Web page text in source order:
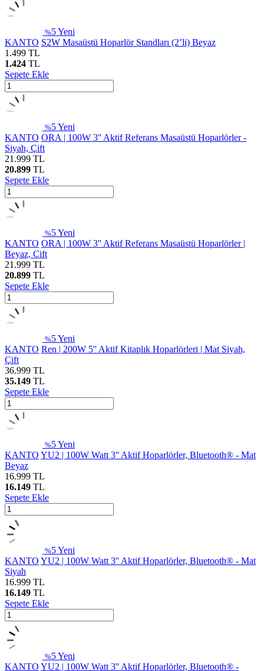
%5Yeni
KANTO S2W Masaüstü Hoparlör Standları (2’li) Beyaz
1.499 TL
1.424 TL
Sepete Ekle
%5Yeni
KANTO ORA | 100W 3'' Aktif Referans Masaüstü Hoparlörler -
Siyah, Çift
21.999 TL
20.899 TL
Sepete Ekle
%5Yeni
KANTO ORA | 100W 3'' Aktif Referans Masaüstü Hoparlörler |
Beyaz, Çift
21.999 TL
20.899 TL
Sepete Ekle
%5Yeni
KANTO Ren | 200W 5'' Aktif Kitaplık Hoparlörleri | Mat Siyah,
Çift
36.999 TL
35.149 TL
Sepete Ekle
%5Yeni
KANTO YU2 | 100W Watt 3'' Aktif Hoparlörler, Bluetooth® - Mat
Beyaz
16.999 TL
16.149 TL
Sepete Ekle
%5Yeni
KANTO YU2 | 100W Watt 3'' Aktif Hoparlörler, Bluetooth® - Mat
Siyah
16.999 TL
16.149 TL
Sepete Ekle
%5Yeni
KANTO YU2 | 100W Watt 3'' Aktif Hoparlörler, Bluetooth® -